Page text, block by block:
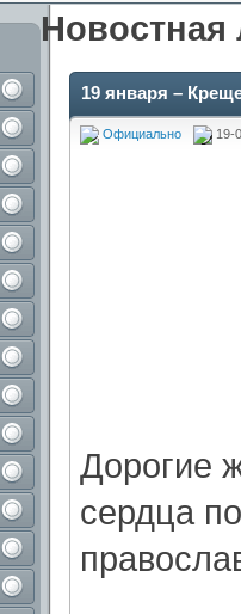
Новостная
19 января –
Официально 19-
Дорогие
сердца